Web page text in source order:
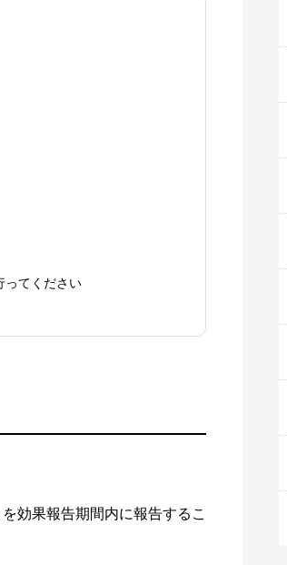
ってください
効果報告期間内に報告するこ